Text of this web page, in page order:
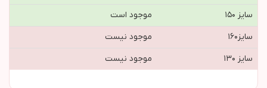
سایز ۱۵۰
موجود است
سايز١٦٠
موجود نیست
سایز ۱۳۰
موجود نیست